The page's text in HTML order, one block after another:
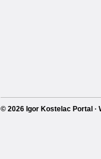
© 2026 Igor Kostelac Portal